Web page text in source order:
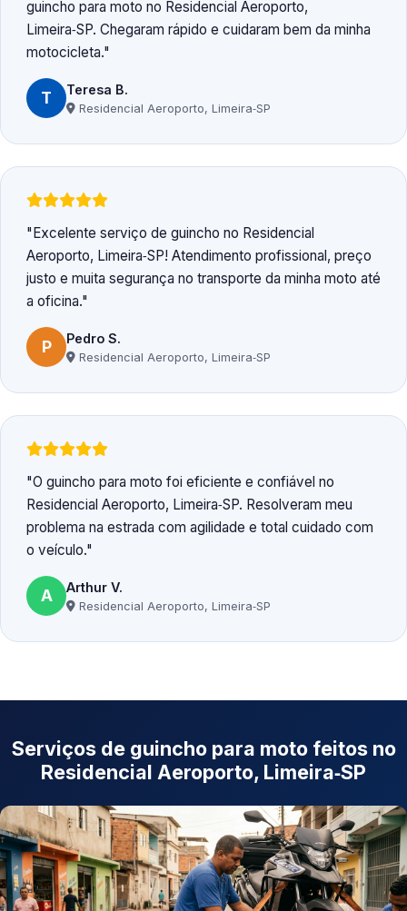
guincho para moto no Residencial Aeroporto,
Limeira‑SP. Chegaram rápido e cuidaram bem da minha
motocicleta.
T Teresa B.
Residencial Aeroporto, Limeira‑SP
Excelente serviço de guincho no Residencial
Aeroporto, Limeira‑SP! Atendimento profissional, preço
justo e muita segurança no transporte da minha moto até
a oficina.
P Pedro S.
Residencial Aeroporto, Limeira‑SP
O guincho para moto foi eficiente e confiável no
Residencial Aeroporto, Limeira‑SP. Resolveram meu
problema na estrada com agilidade e total cuidado com
o veículo.
A Arthur V.
Residencial Aeroporto, Limeira‑SP
Serviços de guincho para moto feitos no
Residencial Aeroporto, Limeira‑SP